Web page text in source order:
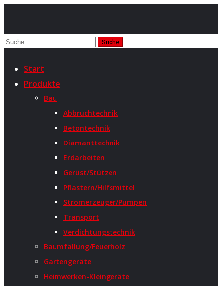
Start
Produkte
Bau
Abbruchtechnik
Betontechnik
Diamanttechnik
Erdarbeiten
Gerüst/Stützen
Pflastern/Hilfsmittel
Stromerzeuger/Pumpen
Transport
Verdichtungstechnik
Baumfällung/Feuerholz
Gartengeräte
Heimwerken-Kleingeräte